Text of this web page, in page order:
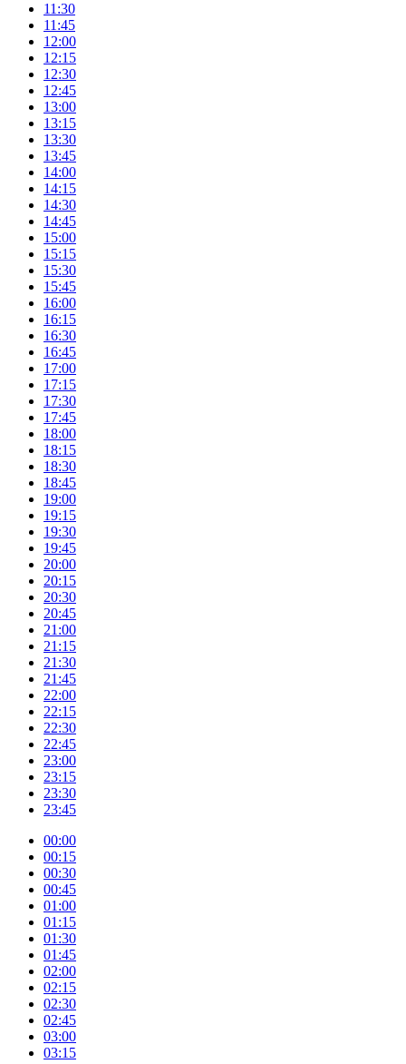
11:30
11:45
12:00
12:15
12:30
12:45
13:00
13:15
13:30
13:45
14:00
14:15
14:30
14:45
15:00
15:15
15:30
15:45
16:00
16:15
16:30
16:45
17:00
17:15
17:30
17:45
18:00
18:15
18:30
18:45
19:00
19:15
19:30
19:45
20:00
20:15
20:30
20:45
21:00
21:15
21:30
21:45
22:00
22:15
22:30
22:45
23:00
23:15
23:30
23:45
00:00
00:15
00:30
00:45
01:00
01:15
01:30
01:45
02:00
02:15
02:30
02:45
03:00
03:15